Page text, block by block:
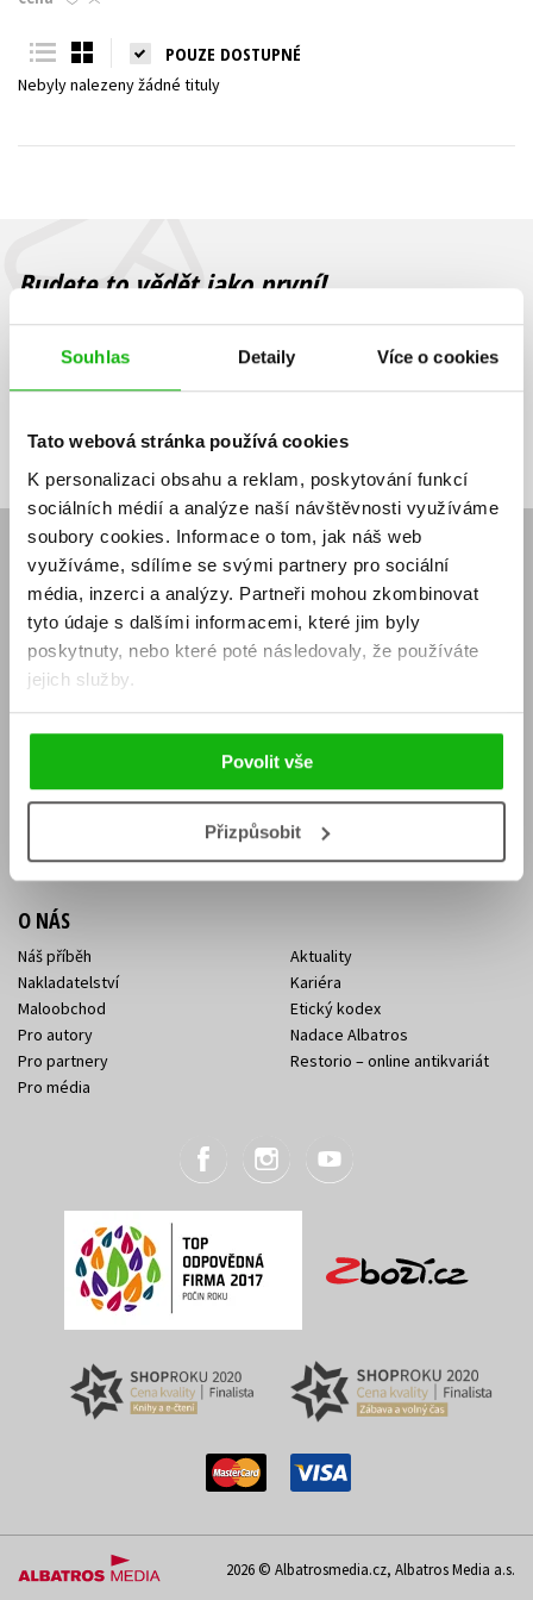
Souhlas Detaily Více o cookies
Tato webová stránka používá cookies
K personalizaci obsahu a reklam, poskytování funkcí
sociálních médií a analýze naší návštěvnosti využíváme
soubory cookies. Informace o tom, jak náš web
využíváme, sdílíme se svými partnery pro sociální
média, inzerci a analýzy. Partneři mohou zkombinovat
tyto údaje s dalšími informacemi, které jim byly
poskytnuty, nebo které poté následovaly, že používáte
jejich služby.
Povolit vše
Přizpůsobit
Young adult (SK)
Všechny tituly
POUZE DOSTUPNÉ
Nebyly nalezeny žádné tituly
Budete to vědět jako první!
Zajímá Vás, jaký knižní hit právě vychází, na jaké zboží je výhodná
sleva, jaká běží soutěž o ceny? Přihlášením k odběru našich e-
souhlasíte se zpracováním osobních údajů
mailová
adresa
mailová
adresa
Vaše e-mailová adresa Přihlásit se
E-SHOP
Aktuality
Naši autoři
Obchodní podmínky
Jak nakoupit
Knižní novinky
Dárkové poukazy
Affiliate program
KONTAKTY
Sídlo společnosti
Kontakty Albatros Media
O NÁS
Náš příběh
Nakladatelství
Maloobchod
Pro autory
Pro partnery
Pro média
Aktuality
Kariéra
Etický kodex
Nadace Albatros
Restorio – online antikvariát
2026 © Albatrosmedia.cz, Albatros Media a.s.